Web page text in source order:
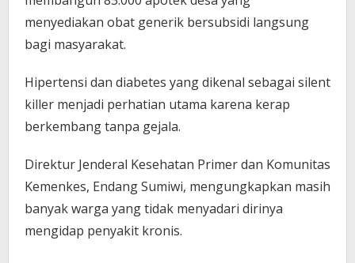
menyediakan obat generik bersubsidi langsung
bagi masyarakat.
Hipertensi dan diabetes yang dikenal sebagai silent
killer menjadi perhatian utama karena kerap
berkembang tanpa gejala.
Direktur Jenderal Kesehatan Primer dan Komunitas
Kemenkes, Endang Sumiwi, mengungkapkan masih
banyak warga yang tidak menyadari dirinya
mengidap penyakit kronis.